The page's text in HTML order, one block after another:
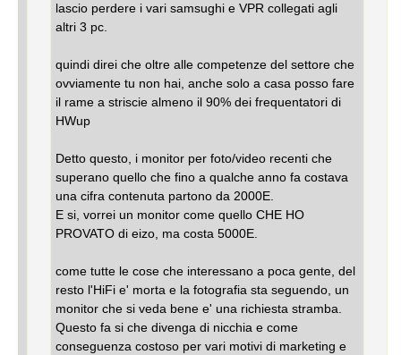
lascio perdere i vari samsughi e VPR collegati agli
altri 3 pc.
quindi direi che oltre alle competenze del settore che
ovviamente tu non hai, anche solo a casa posso fare
il rame a striscie almeno il 90% dei frequentatori di
HWup
Detto questo, i monitor per foto/video recenti che
superano quello che fino a qualche anno fa costava
una cifra contenuta partono da 2000E.
E si, vorrei un monitor come quello CHE HO
PROVATO di eizo, ma costa 5000E.
come tutte le cose che interessano a poca gente, del
resto l'HiFi e' morta e la fotografia sta seguendo, un
monitor che si veda bene e' una richiesta stramba.
Questo fa si che divenga di nicchia e come
conseguenza costoso per vari motivi di marketing e